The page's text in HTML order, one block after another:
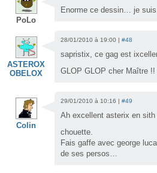
PoLo
Enorme ce dessin… je
ASTEROX
OBELOX
28/01/2010 à 19:00 | #48
sapristix, ce gag est
GLOP GLOP cher Maître !!
Colin
29/01/2010 à 10:16 | #49
Ah excellent asterix en
chouette.
Fais gaffe avec george
de ses persos…